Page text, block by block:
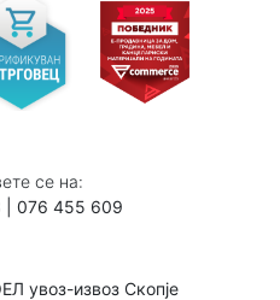
се на:
076 455 609
извоз Скопје